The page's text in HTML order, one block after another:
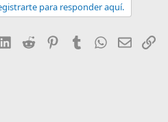
para responder aquí.
LinkedIn
Reddit PinterestTumblr WhatsApp
Email